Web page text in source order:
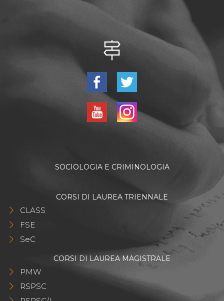
SOCIOLOGIA E CRIMINOLOGIA
CORSI DI LAUREA TRIENNALE
CLASS
FSE
SeC
CORSI DI LAUREA MAGISTRALE
PMW
RSPSC